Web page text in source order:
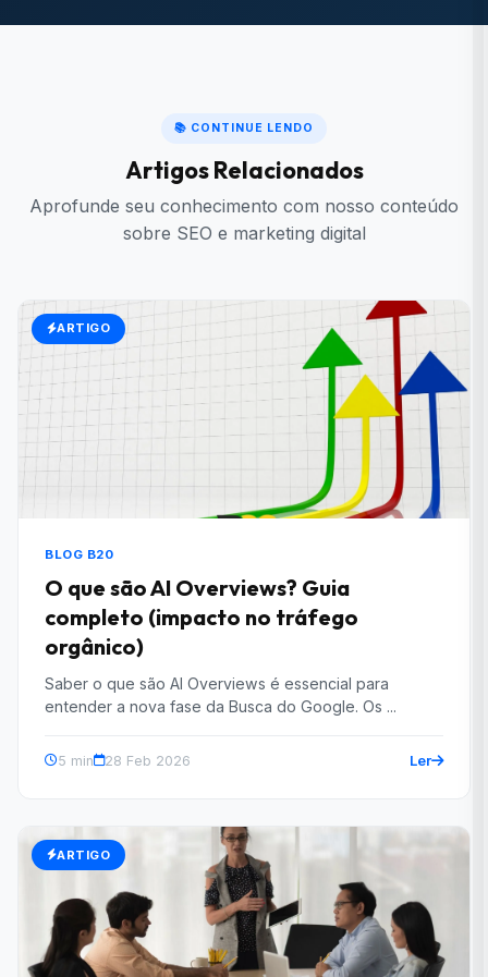
📚 CONTINUE LENDO
Artigos Relacionados
Aprofunde seu conhecimento com nosso conteúdo
sobre SEO e marketing digital
ARTIGO
BLOG B20
O que são AI Overviews? Guia
completo (impacto no tráfego
orgânico)
Saber o que são AI Overviews é essencial para
entender a nova fase da Busca do Google. Os ...
5 min 28 Feb 2026 Ler
ARTIGO